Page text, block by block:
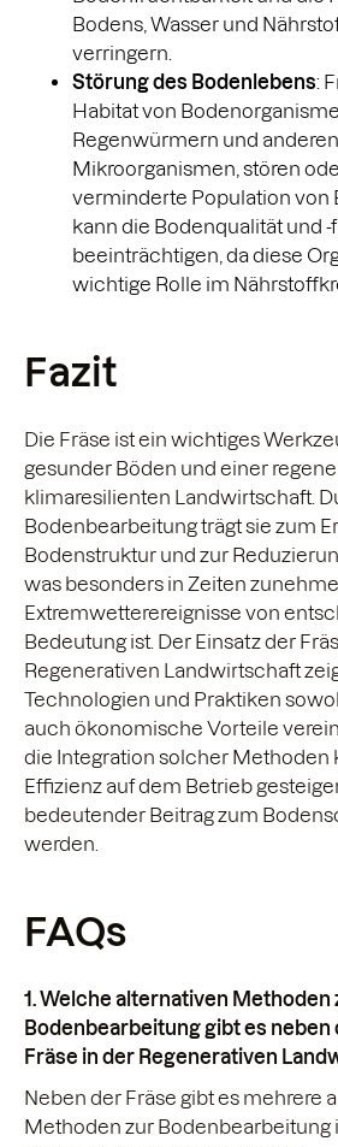
Bodens, Wasser und
verringern.
Störung des Bodenlebens:
Habitat von
Regenwürmern und
Mikroorganismen, stören
verminderte Population von
kann die Bodenqualität und
beeinträchtigen, da diese
wichtige Rolle im
Fazit
Die Fräse ist ein wichtiges
gesunder Böden und einer
klimaresilienten Landwirtschaft.
Bodenbearbeitung trägt sie zum
Bodenstruktur und zur
was besonders in Zeiten
Extremwetterereignisse von
Bedeutung ist. Der Einsatz der
Regenerativen Landwirtschaft
Technologien und Praktiken
auch ökonomische Vorteile
die Integration solcher Methoden
Effizienz auf dem Betrieb
bedeutender Beitrag zum
werden.
FAQs
1. Welche alternativen Methoden
Bodenbearbeitung gibt es neben
Fräse in der Regenerativen
Neben der Fräse gibt es mehrere
Methoden zur Bodenbearbeitung